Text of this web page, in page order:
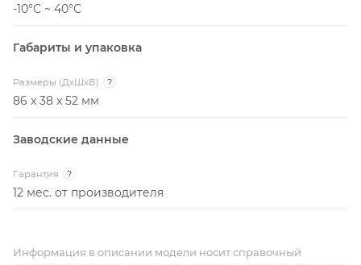
-10°С ~ 40°С
Габариты и упаковка
Размеры (ДxШxВ) ?
86 x 38 x 52 мм
Заводские данные
Гарантия ?
12 мес. от производителя
Информация в описании модели носит справочный